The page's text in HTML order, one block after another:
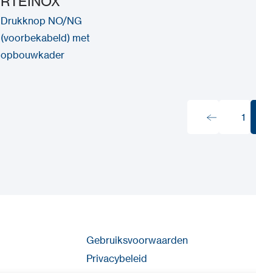
Drukknop NO/NG
(voorbekabeld) met
opbouwkader
1
Gebruiksvoorwaarden
Privacybeleid